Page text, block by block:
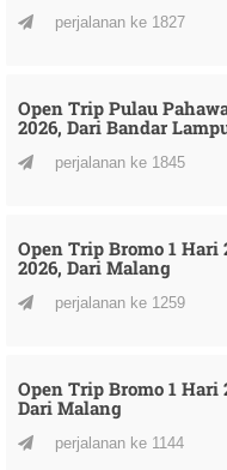
perjalanan ke 1827
Open Trip Pulau
2026, Dari Bandar
perjalanan ke 1845
Open Trip Bromo 1 Hari
2026, Dari Malang
perjalanan ke 1259
Open Trip Bromo 1 Hari
Dari Malang
perjalanan ke 1144